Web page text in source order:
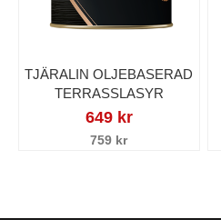
TJÄRALIN OLJEBASERAD
TERRASSLASYR
649 kr
759 kr